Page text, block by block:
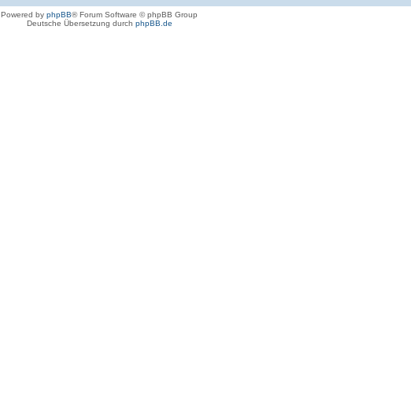
Powered by phpBB® Forum Software © phpBB Group
Deutsche Übersetzung durch phpBB.de